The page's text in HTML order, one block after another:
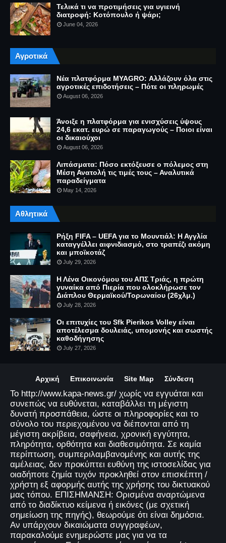
Τελικά τι να προτιμήσεις για υγιεινή
διατροφή: Κοτόπουλο ή ψάρι;
June 04, 2026
Αγροτικά
Νέα πλατφόρμα MYAGRO: Αλλάζουν όλα στις
αγροτικές επιδοτήσεις – Πότε οι πληρωμές
August 06, 2026
Άνοιξε η πλατφόρμα για ενισχύσεις ύψους
24,6 εκατ. ευρώ σε παραγωγούς – Ποιοι είναι
οι δικαιούχοι
August 06, 2026
Λιπάσματα: Πόσο εκτόξευσε ο πόλεμος στη
Μέση Ανατολή τις τιμές τους – Αναλυτικά
παραδείγματα
May 14, 2026
Αθλητικά
Ρήξη FIFA – UEFA για το Μουντιάλ: Η Αγγλία
καταγγέλλει αιφνιδιασμό, στο τραπέζι ακόμη
και μποϊκοτάζ
July 29, 2026
Η Λένα Οικονόμου του ΑΠΣ Τριάς, η πρώτη
γυναίκα από Πιερία που ολοκλήρωσε τον
Διάπλου Θερμαϊκού/Τορωναίου (26χλμ.)
July 28, 2026
Οι επιτυχίες του Sfk Pierikos Volley είναι
αποτέλεσμα δουλειάς, υπομονής και σωστής
καθοδήγησης
July 27, 2026
Αρχική Επικοινωνία Site Map Σύνδεση
Το http://www.kapa-news.gr/ χωρίς να εγγυάται και
συνεπώς να ευθύνεται, καταβάλλει τη μέγιστη
δυνατή προσπάθεια, ώστε οι πληροφορίες και το
σύνολο του περιεχομένου να διέπονται από τη
μέγιστη ακρίβεια, σαφήνεια, χρονική εγγύτητα,
πληρότητα, ορθότητα και διαθεσιμότητα. Σε καμία
περίπτωση, συμπεριλαμβανομένης και αυτής της
αμέλειας, δεν προκύπτει ευθύνη της ιστοσελίδας για
οιαδήποτε ζημία τυχόν προκληθεί στον επισκέπτη /
χρήστη εξ αφορμής αυτής της χρήσης του δικτυακού
μας τόπου. ΕΠΙΣΗΜΑΝΣΗ: Ορισμένα αναρτώμενα
από το διαδίκτυο κείμενα ή εικόνες (με σχετική
σημείωση της πηγής), θεωρούμε ότι είναι δημόσια.
Αν υπάρχουν δικαιώματα συγγραφέων,
παρακαλούμε ενημερώστε μας για να τα